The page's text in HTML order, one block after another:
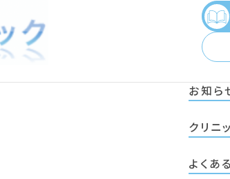
お知ら
クリニ
よくあ